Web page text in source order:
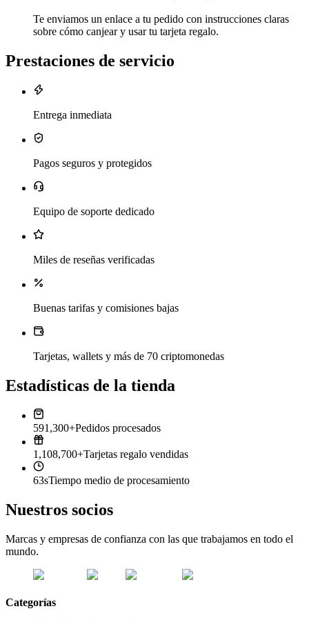
Te enviamos un enlace a tu pedido con instrucciones claras
sobre cómo canjear y usar tu tarjeta regalo.
Prestaciones de servicio
Entrega inmediata
Pagos seguros y protegidos
Equipo de soporte dedicado
Miles de reseñas verificadas
Buenas tarifas y comisiones bajas
Tarjetas, wallets y más de 70 criptomonedas
Estadísticas de la tienda
591,300+Pedidos procesados
1,108,700+Tarjetas regalo vendidas
63sTiempo medio de procesamiento
Nuestros socios
Marcas y empresas de confianza con las que trabajamos en todo el
mundo.
Categorías